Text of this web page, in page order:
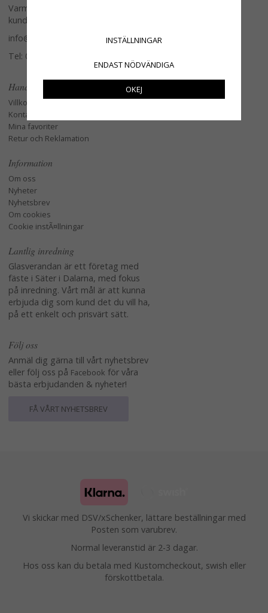
Varmt välkommen att kontakta vår
kundtjänst.
info@glasverandan.se
Tel: 079-3495968
Handla
Villkor
Kontakta oss
Mina favoriter
Retur och Reklamation
Information
Om oss
Nyheter
Nyhetsbrev
Om cookies
Cookie instÃ¤llningar
Lantlig inredning
Glasverandan är ett företag med
fäste i Säter i Dalarna, med fokus
på inredning. Vårt mål är att kunna
erbjuda dig som kund det du vill ha,
på ett enkelt och prisvärt sätt.
Följ oss
Anmäl dig gärna till vårt nyhetsbrev
eller följ oss på Facebook för våra
bästa erbjudanden & nyheter!
FÅ VÅRT NYHETSBREV
Vi skickar med DSV/xSchenker, lättare beställningar med
Posten som varubrev.
Normal leveranstid är 2-3 dagar.
Hos oss kan du betala med Kustomcheckout, swish eller
förskottbetala.
INSTÄLLNINGAR
ENDAST NÖDVÄNDIGA
OKEJ